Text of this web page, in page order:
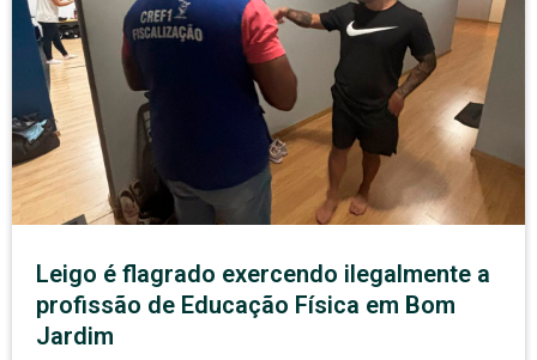
Leigo é flagrado exercendo ilegalmente a
profissão de Educação Física em Bom
Jardim